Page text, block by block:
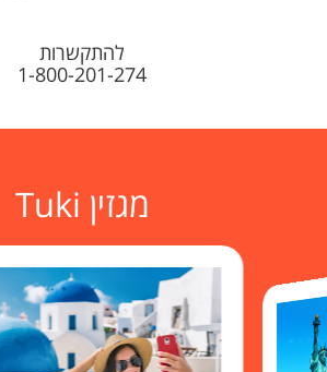
להתקשרות
1-800-201-274
מגזין Tuki